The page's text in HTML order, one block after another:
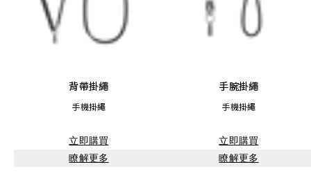
背帶掛繩
手機掛繩
立即購買
瞭解更多
手腕掛繩
手機掛繩
立即購買
瞭解更多